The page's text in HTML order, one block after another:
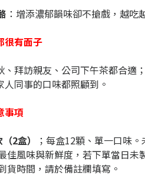
：增添濃郁韻味卻不搶戲，越吃
很有面子
、拜訪親友、公司下午茶都合適
人同事的口味都照顧到。
事項
2盒）
；每盒12顆、單一口味
佳風味與新鮮度，若下單當日未
貨時間，請於備註欄填寫。